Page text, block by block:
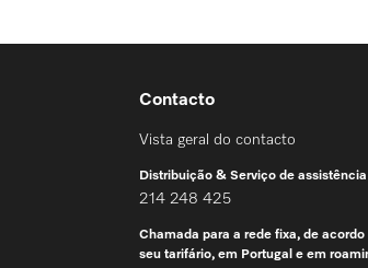
Contacto
Vista geral do contacto
Distribuição & Serviço de
214 248 425
Chamada para a rede fixa, de acordo
seu tarifário, em Portugal e em